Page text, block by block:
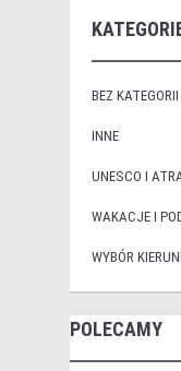
BEZ KATEGORII
INNE
UNESCO I
WAKACJE I
WYBÓR
POLECAMY